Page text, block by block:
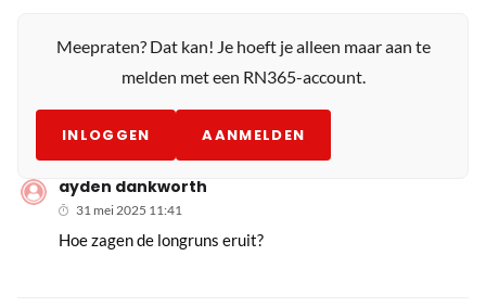
Meepraten? Dat kan! Je hoeft je alleen maar aan te
melden met een RN365-account.
INLOGGEN AANMELDEN
ayden dankworth
31 mei 2025 11:41
Hoe zagen de longruns eruit?